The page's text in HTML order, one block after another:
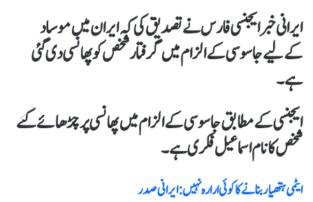
ایرانی خبر ایجنسی فارس نےتصدیق کی کہ ایران میں موساد
کےلیے جاسوسی کے الزام میں گرفتار شخص کو پھانسی دی گئی
ہے۔
ایجنسی کےمطابق جاسوسی کے الزام میں پھانسی پر چڑھائے گئے
شخص کا نام اسماعیل فکری ہے۔
ایٹمی ہتھیار بنانے کا کوئی ارارہ نہیں : ایرانی صدر